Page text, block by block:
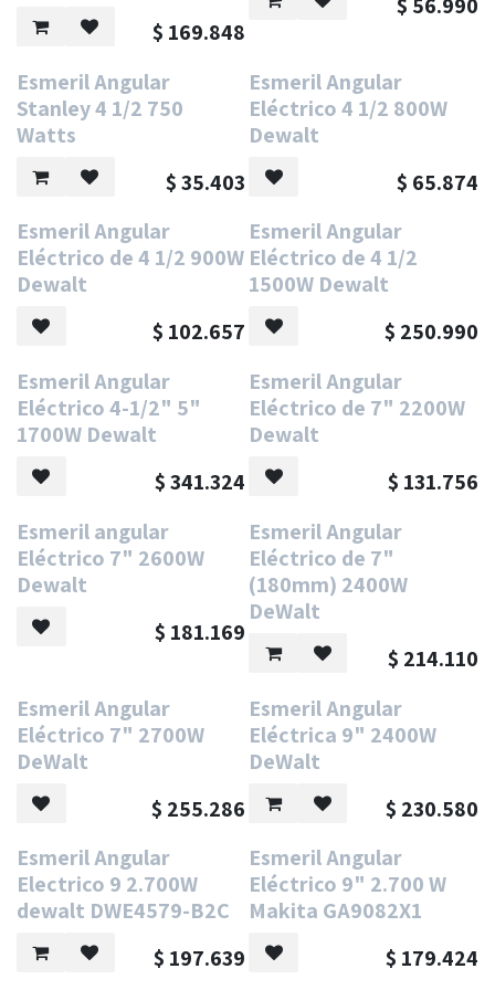
$ 169.848
Oferta
Esmeril Angular
Stanley 4 1/2 750
Watts
$35.403
Esmeril Angular
Eléctrico 4 1/2 800W
Dewalt
$ 65.874
Esmeril Angular
Eléctrico de 4 1/2 900W
Dewalt
$ 102.657
Esmeril Angular
Eléctrico de 4 1/2
1500W Dewalt
$ 250.990
Oferta
Esmeril Angular
Eléctrico 4-1/2" 5"
1700W Dewalt
$341.324
Esmeril Angular
Eléctrico de 7" 2200W
Dewalt
$ 131.756
Esmeril angular
Eléctrico 7" 2600W
Dewalt
$ 181.169
Esmeril Angular
Eléctrico de 7"
(180mm) 2400W
DeWalt
$ 214.110
Esmeril Angular
Eléctrico 7" 2700W
DeWalt
$ 255.286
Esmeril Angular
Eléctrica 9" 2400W
DeWalt
$ 230.580
Oferta
Esmeril Angular
Electrico 9 2.700W
dewalt DWE4579-B2C
$ 197.639
Esmeril Angular
Eléctrico 9" 2.700 W
Makita GA9082X1
$ 179.424